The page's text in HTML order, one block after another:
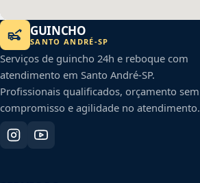
GUINCHO
SANTO ANDRÉ-SP
Serviços de guincho 24h e reboque com
atendimento em Santo André-SP.
Profissionais qualificados, orçamento sem
compromisso e agilidade no atendimento.